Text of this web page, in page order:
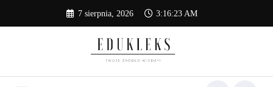
content
7 sierpnia, 2026 3:16:24 AM